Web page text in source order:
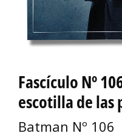
Fascículo Nº
escotilla de las
Batman Nº 106